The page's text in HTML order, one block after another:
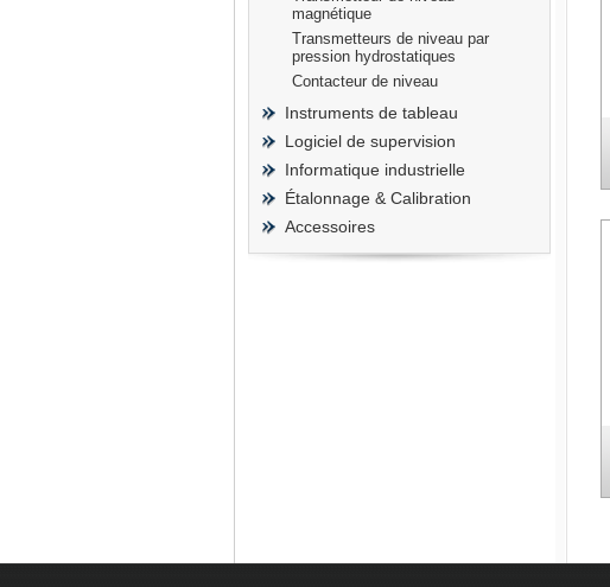
magnétique
Transmetteurs de niveau par
pression hydrostatiques
Contacteur de niveau
Instruments de tableau
Logiciel de supervision
Informatique industrielle
Étalonnage & Calibration
Accessoires